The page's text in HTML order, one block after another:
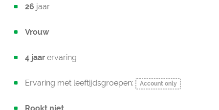
26 jaar
Vrouw
4 jaar ervaring
Ervaring met leeftijdsgroepen: Account only